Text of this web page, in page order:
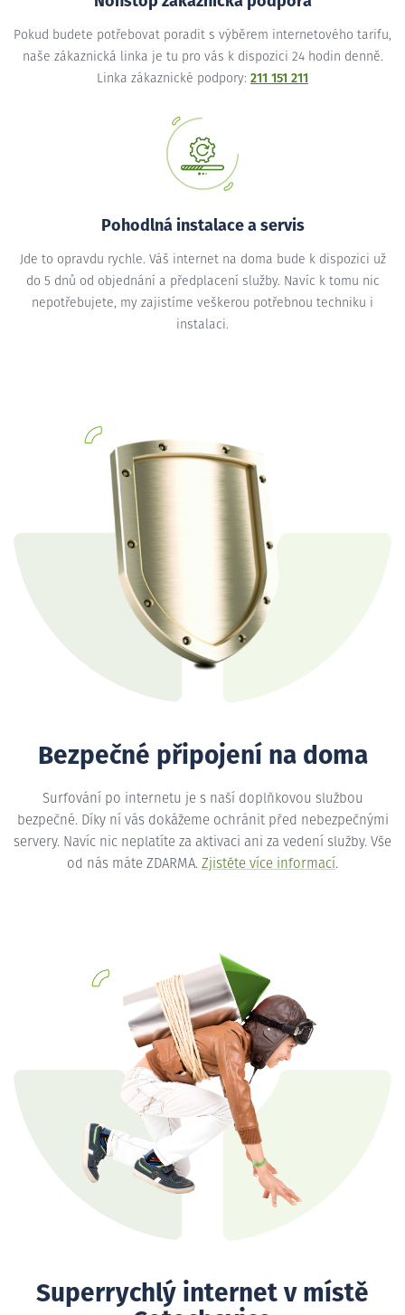
Pokud budete potřebovat poradit s výběrem internetového tarifu,
naše zákaznická linka je tu pro vás k dispozici 24 hodin denně.
Linka zákaznické podpory: 211 151 211
Pohodlná instalace a servis
Jde to opravdu rychle. Váš internet na doma bude k dispozici už
do 5 dnů od objednání a předplacení služby. Navíc k tomu nic
nepotřebujete, my zajistíme veškerou potřebnou techniku i
instalaci.
Bezpečné připojení na doma
Surfování po internetu je s naší doplňkovou službou
bezpečné. Díky ní vás dokážeme ochránit před nebezpečnými
servery. Navíc nic neplatíte za aktivaci ani za vedení služby. Vše
od nás máte ZDARMA. Zjistěte více informací.
Superrychlý internet v místě